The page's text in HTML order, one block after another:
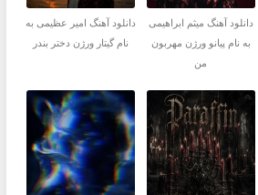
دانلود آهنگ میثم ابراهیمی
به نام پیانو ورژن مهربون
من
دانلود آهنگ امیر عظیمی به
نام گیتار ورژن دختر بندر